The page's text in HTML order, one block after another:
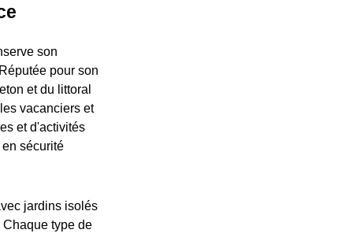
son
pour son
et du littoral
vacanciers et
et d'activités
sécurité
jardins isolés
type de